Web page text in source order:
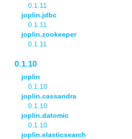
0.1.11
joplin.jdbc
0.1.11
joplin.zookeeper
0.1.11
0.1.10
joplin
0.1.10
joplin.cassandra
0.1.10
joplin.datomic
0.1.10
joplin.elasticsearch